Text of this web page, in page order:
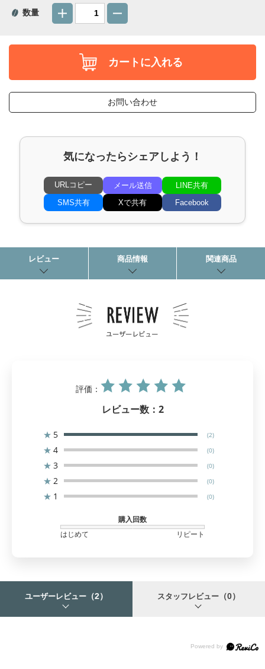
数量
カートに入れる
お問い合わせ
気になったらシェアしよう！
URLコピー メール送信
LINE共有
SMS共有
Xで共有 Facebook
レビュー 商品情報 関連商品
評価：
レビュー数： 2
★ 5 (2)
★ 4 (0)
★ 3 (0)
★ 2 (0)
★ 1 (0)
購入回数
はじめて
リピート
ユーザーレビュー （2） スタッフレビュー （0）